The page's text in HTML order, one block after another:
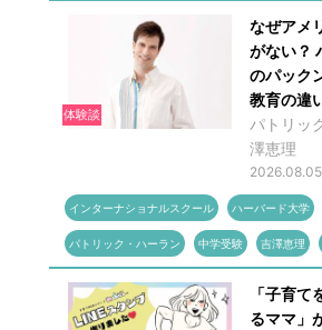
体験談
なぜアメ
がない？
のパック
教育の違
パトリッ
澤恵理
2026.08.05
インターナショナルスクール ハーバード大学
パトリック・ハーラン 中学受験 吉澤恵理
「子育て
るママ」